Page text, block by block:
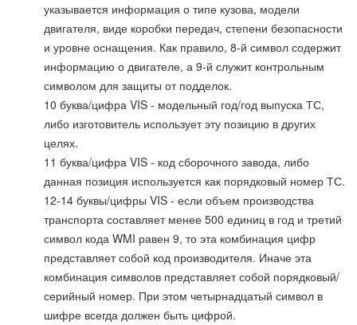
указывается информация о типе кузова, модели
двигателя, виде коробки передач, степени безопасности
и уровне оснащения. Как правило, 8-й символ содержит
информацию о двигателе, а 9-й служит контрольным
символом для защиты от подделок.
10 буква/цифра VIS - модельный год/год выпуска ТС,
либо изготовитель использует эту позицию в других
целях.
11 буква/цифра VIS - код сборочного завода, либо
данная позиция используется как порядковый номер ТС.
12-14 буквы/цифры VIS - если объем производства
транспорта составляет менее 500 единиц в год и третий
символ кода WMI равен 9, то эта комбинация цифр
представляет собой код производителя. Иначе эта
комбинация символов представляет собой порядковый/
серийный номер. При этом четырнадцатый символ в
шифре всегда должен быть цифрой.